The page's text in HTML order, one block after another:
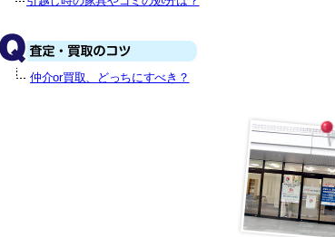
仲介or買取、どっちにすべき？